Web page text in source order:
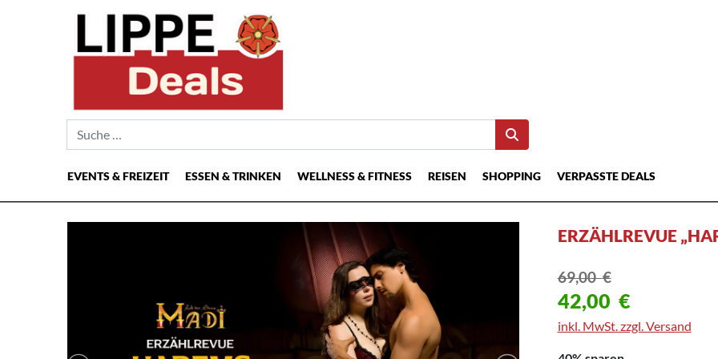
Suche nach:
Hauptnavigation
EVENTS & FREIZEIT ESSEN & TRINKEN WELLNESS & FITNESS REISEN SHOPPING VERPASSTE DEALS
ERZÄHLREVUE
69,00€
42,00 €
inkl. MwSt. zzgl. Versand